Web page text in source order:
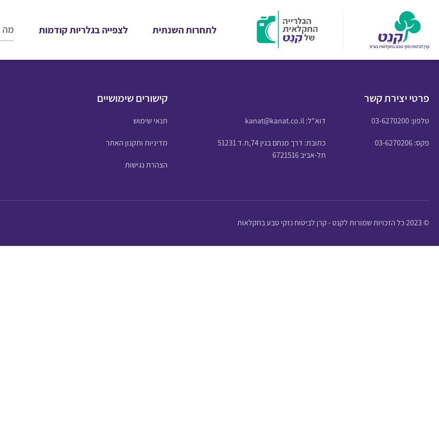
לתחרות השנתית לצפייה בגלריות קודמות
פרטי יצירת קשר
טלפון:03-6270200 דוא"ל:kanat@kanat.co.il
פקס: 03-6270206
כתובת: דרך מנחם בגין 74,ת.ד 51231
תל-אביב 6721516
קישורים שימושיים
תנאי שימוש
מדיניות ותקנון האתר
הצהרת נגישות
© 2023 כל הזכויות שמורות לקנט - קרן לביטוח נזקי טבע בחקלאות